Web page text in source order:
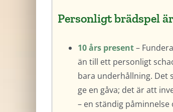
Personligt brädspel
10 års present–
än till ett personligt
bara underhållning. Det
ge en gåva; det är att
– en ständig